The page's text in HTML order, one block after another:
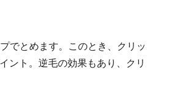
でとめます。このとき、クリッ
ント。逆毛の効果もあり、クリ